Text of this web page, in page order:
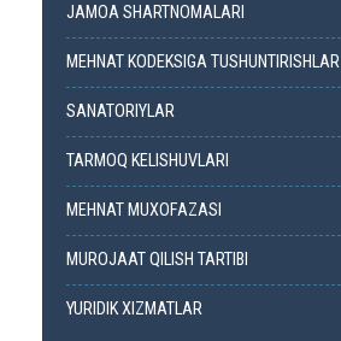
JAMOA SHARTNOMALARI
MEHNAT KODEKSIGA TUSHUNTIRISHLAR
SANATORIYLAR
TARMOQ KELISHUVLARI
MEHNAT MUXOFAZASI
MUROJAAT QILISH TARTIBI
YURIDIK XIZMATLAR